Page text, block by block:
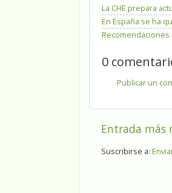
La CHE prepara
En España se ha
0
Publicar un
Entrada más
Suscribirse a: